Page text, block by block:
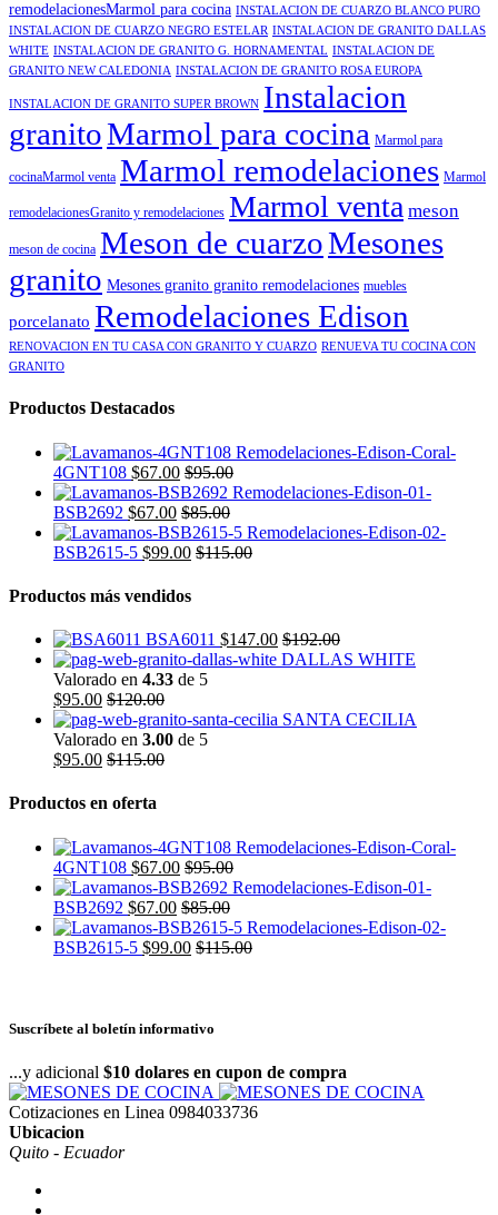
remodelacionesMarmol para cocina INSTALACION DE CUARZO BLANCO PURO
INSTALACION DE CUARZO NEGRO ESTELAR INSTALACION DE GRANITO DALLAS
WHITE INSTALACION DE GRANITO G. HORNAMENTAL INSTALACION DE
GRANITO NEW CALEDONIA INSTALACION DE GRANITO ROSA EUROPA
INSTALACION DE GRANITO SUPER BROWN Instalacion
granitoMarmol para cocina Marmol para
cocinaMarmol venta Marmol remodelaciones Marmol
remodelacionesGranito y remodelaciones Marmol venta meson
meson de cocina Meson de cuarzoMesones
granito Mesones granito granito remodelaciones muebles
porcelanato Remodelaciones Edison
RENOVACION EN TU CASA CON GRANITO Y CUARZO RENUEVA TU COCINA CON
GRANITO
Productos Destacados
4GNT108 $67.00 $95.00
BSB2692 $67.00 $85.00
BSB2615-5 $99.00 $115.00
Productos más vendidos
BSA6011 $147.00 $192.00
DALLAS WHITE
Valorado en 4.33 de 5
$95.00 $120.00
SANTA CECILIA
Valorado en 3.00 de 5
$95.00 $115.00
Productos en oferta
4GNT108 $67.00 $95.00
BSB2692 $67.00 $85.00
BSB2615-5 $99.00 $115.00
Suscríbete al boletín informativo
...y adicional $10 dolares en cupon de compra
Cotizaciones en Linea 0984033736
Ubicacion
Quito - Ecuador